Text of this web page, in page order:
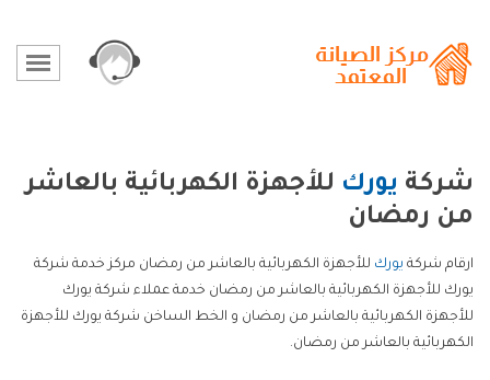
شركة يورك للأجهزة الكهربائية بالعاشر
من رمضان
ارقام شركة يورك للأجهزة الكهربائية بالعاشر من رمضان مركز خدمة شركة
يورك للأجهزة الكهربائية بالعاشر من رمضان خدمة عملاء شركة يورك
للأجهزة الكهربائية بالعاشر من رمضان و الخط الساخن شركة يورك للأجهزة
الكهربائية بالعاشر من رمضان.